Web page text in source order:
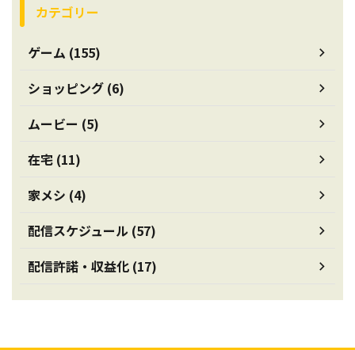
カテゴリー
ゲーム (155)
ショッピング (6)
ムービー (5)
在宅 (11)
家メシ (4)
配信スケジュール (57)
配信許諾・収益化 (17)